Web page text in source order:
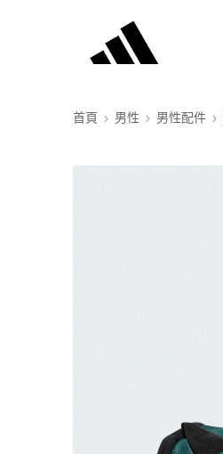
首頁 男性 男性配件